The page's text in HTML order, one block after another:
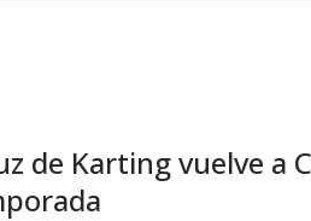
de Karting vuelve a